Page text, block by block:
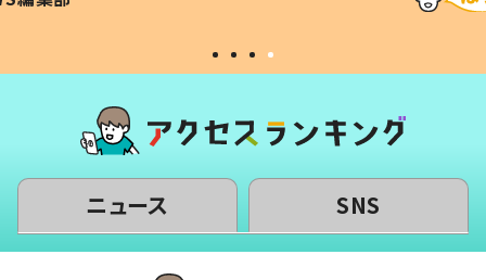
#令和の子
い」
ニュース SNS